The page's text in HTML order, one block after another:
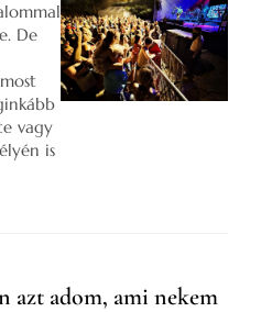
De
vagy
is
azt adom, ami nekem